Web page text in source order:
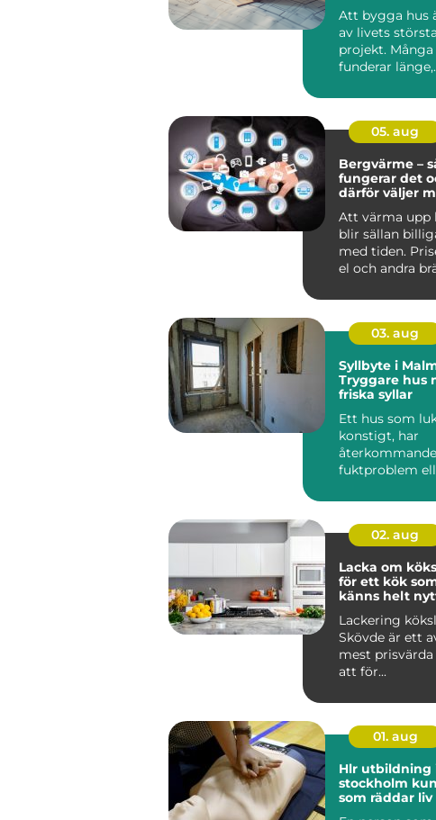
Att bygga hus
av livets största
projekt. Många
funderar länge,
ritni...
05. aug
Bergvärme –
fungerar det
därför väljer
Att värma upp
blir sällan
med tiden.
el och andra
03. aug
Syllbyte i
Tryggare hus
friska syllar
Ett hus som
konstigt, har
återkommande
fuktproblem
inomhusbesvär
02. aug
Lacka om
för ett kök
känns helt
Lackering
Skövde är ett
mest
att för...
01. aug
Hlr utbildning
stockholm kunskap
som räddar liv